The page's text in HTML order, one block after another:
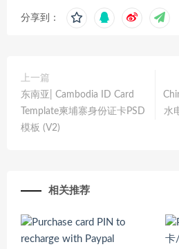
分享到：
上一篇
东南亚| Cambodia ID Card
Template柬埔寨身份证卡PSD
模板 (V2)
水
相关推荐